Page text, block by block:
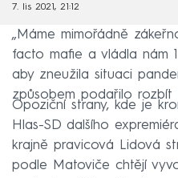
7. lis 2021, 21:12
„Máme mimořádně
facto mafie a vládla nám
aby zneužila situaci
způsobem podařilo rozbít
Opoziční strany, kde je
Hlas-SD dalšího
krajně pravicová Lidová
podle Matoviče chtějí